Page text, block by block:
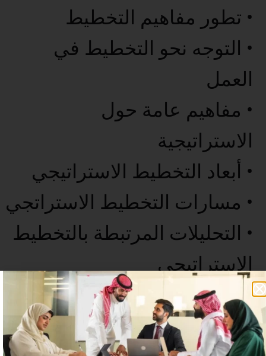
• تطور مفاهيم التخطيط
• التوجه نحو التخطيط في
العمل
• مفاهيم عامة حول
الاستراتيجية
• أبعاد التخطيط الاستراتيجي
• مسارات التخطيط الاستراتجي
• التحليلات المرتبطة بالتخطيط
الاستراتيجي
• الخاتمة